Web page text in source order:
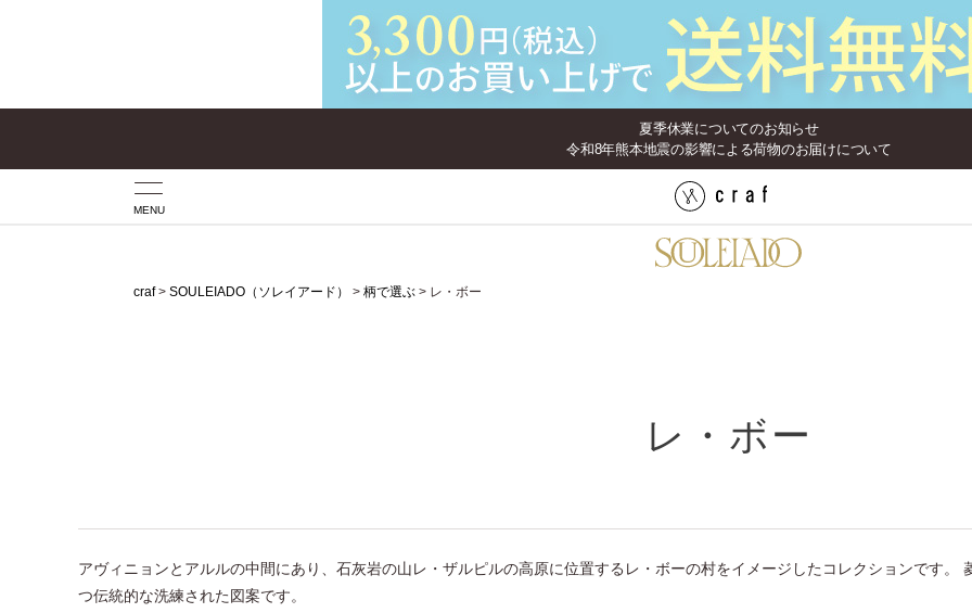
夏季休業についてのお知らせ
令和8年熊本地震の影響による荷物のお届けについて
MENU
craf SOULEIADO（ソレイアード） 柄で選ぶ レ・ボー
レ・ボー
アヴィニョンとアルルの中間にあり、石灰岩の山レ・ザルピルの高原に位置するレ・ボーの村をイメージしたコレクションです
つ伝統的な洗練された図案です。